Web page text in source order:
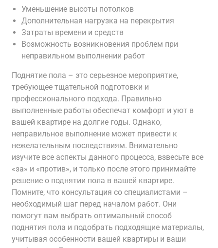
Уменьшение высоты потолков
Дополнительная нагрузка на перекрытия
Затраты времени и средств
Возможность возникновения проблем при
неправильном выполнении работ
Поднятие пола – это серьезное мероприятие,
требующее тщательной подготовки и
профессионального подхода. Правильно
выполненные работы обеспечат комфорт и уют в
вашей квартире на долгие годы. Однако,
неправильное выполнение может привести к
нежелательным последствиям. Внимательно
изучите все аспекты данного процесса, взвесьте все
«за» и «против», и только после этого принимайте
решение о поднятии пола в вашей квартире.
Помните, что консультация со специалистами –
необходимый шаг перед началом работ. Они
помогут вам выбрать оптимальный способ
поднятия пола и подобрать подходящие материалы,
учитывая особенности вашей квартиры и ваши